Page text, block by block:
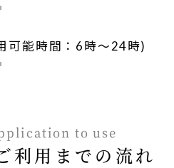
可能時間：6時～24時)
to use
利用までの流れ